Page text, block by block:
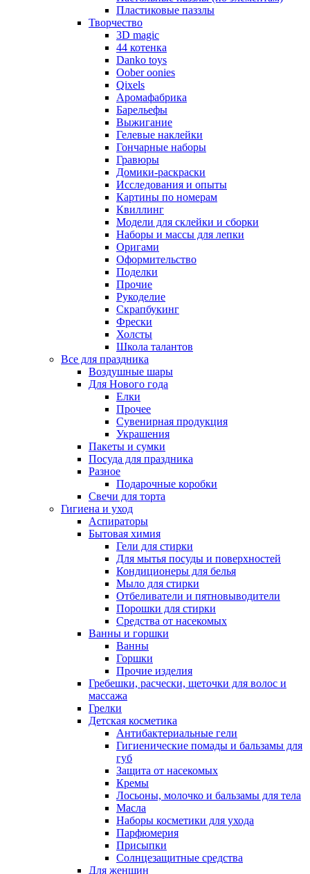
Пластиковые паззлы
Творчество
3D magic
44 котенка
Danko toys
Oober oonies
Qixels
Аромафабрика
Барельефы
Выжигание
Гелевые наклейки
Гончарные наборы
Гравюры
Домики-раскраски
Исследования и опыты
Картины по номерам
Квиллинг
Модели для склейки и сборки
Наборы и массы для лепки
Оригами
Оформительство
Поделки
Прочие
Рукоделие
Скрапбукинг
Фрески
Холсты
Школа талантов
Все для праздника
Воздушные шары
Для Нового года
Елки
Прочее
Сувенирная продукция
Украшения
Пакеты и сумки
Посуда для праздника
Разное
Подарочные коробки
Свечи для торта
Гигиена и уход
Аспираторы
Бытовая химия
Гели для стирки
Для мытья посуды и поверхностей
Кондиционеры для белья
Мыло для стирки
Отбеливатели и пятновыводители
Порошки для стирки
Средства от насекомых
Ванны и горшки
Ванны
Горшки
Прочие изделия
Гребешки, расчески, щеточки для волос и
массажа
Грелки
Детская косметика
Антибактериальные гели
Гигиенические помады и бальзамы для
губ
Защита от насекомых
Кремы
Лосьоны, молочко и бальзамы для тела
Масла
Наборы косметики для ухода
Парфюмерия
Присыпки
Солнцезащитные средства
Для женщин